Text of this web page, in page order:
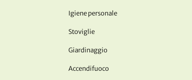
Igiene personale
Stoviglie
Giardinaggio
Accendifuoco